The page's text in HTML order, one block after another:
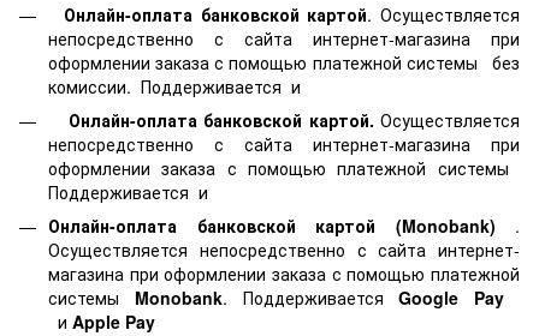
Онлайн-оплата банковской картой. Осуществляется
непосредственно с сайта интернет-магазина при
оформлении заказа с помощью платежной системы
без
комиссии. Поддерживается и
Онлайн-оплата банковской картой. Осуществляется
непосредственно с сайта интернет-магазина при
оформлении заказа с помощью платежной системы
Поддерживается и
Онлайн-оплата банковской картой
(Monobank) .
Осуществляется непосредственно с сайта интернет-
магазина при оформлении заказа с помощью платежной
системы Monobank. ПоддерживаетсяGoogle Pay
и Apple Pay